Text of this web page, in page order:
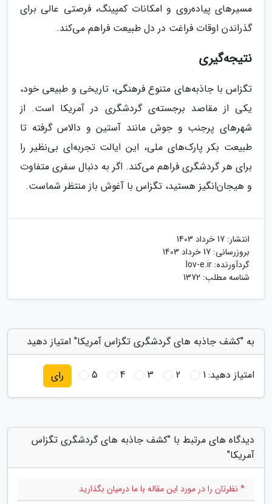
مسیرهای پیاده‌روی و امکانات کمپینگ، فرصتی عالی برای
گذراندن اوقات فراغت در دل طبیعت فراهم می‌کند.
نتیجه‌گیری
تگزاس با جاذبه‌های متنوع فرهنگی، تاریخی و طبیعی خود،
یکی از مقاصد برجسته‌ی گردشگری در آمریکا است. از
شهرهای پرجنب و جوش مانند آستین و دالاس گرفته تا
طبیعت بکر پارک‌های ملی، این ایالت تجربه‌ای بی‌نظیر را
برای هر گردشگری فراهم می‌کند. اگر به دنبال سفری متفاوت
و هیجان‌انگیز هستید، تگزاس با آغوش باز منتظر شماست.
انتشار: 17 خرداد 1403
بروزرسانی: 17 خرداد 1403
گردآورنده: lov-e.ir
شناسه مطلب: 1372
به "کشف جاذبه های گردشگری تگزاس آمریکا" امتیاز دهید
امتیاز دهید:1
2
3
4
5 رای
دیدگاه های مرتبط با "کشف جاذبه های گردشگری تگزاس
آمریکا"
* نظرتان را در مورد این مقاله با ما درمیان بگذارید